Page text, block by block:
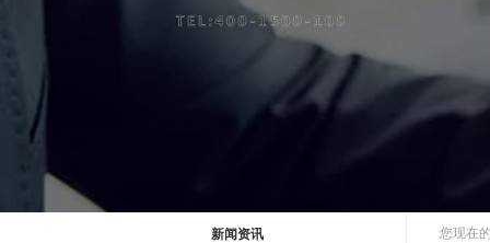
新闻资讯 您现在